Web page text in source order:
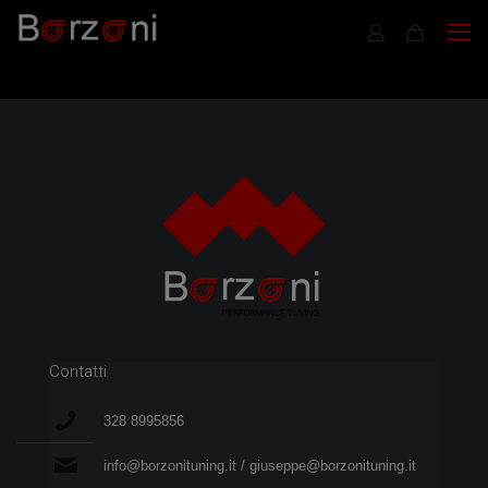
Contatti
328 8995856
info@borzonituning.it / giuseppe@borzonituning.it